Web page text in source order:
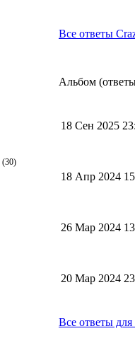
(30)
Все ответы
Альбом
18 Сен 2025
18 Апр 2024
26 Мар 2024
20 Мар 2024
Все ответы